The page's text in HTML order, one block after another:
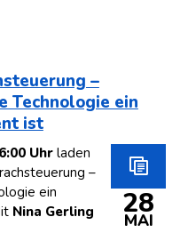
–
Technologie ein
ist
28
MAI
Uhrladen
–
ein
Nina Gerling